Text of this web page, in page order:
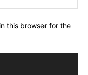
this browser for the